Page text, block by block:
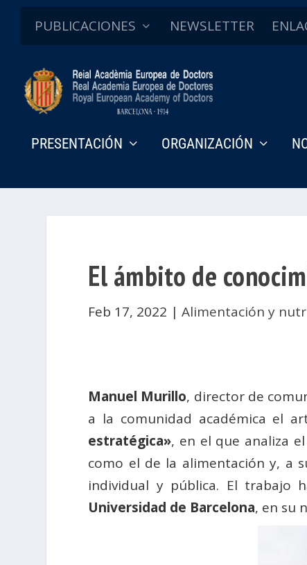
PUBLICACIONES NEWSLETTER
PRESENTACIÓN ORGANIZACIÓN
El ámbito de
Feb 17, 2022 |Alimentación y
Manuel Murillo, director de
a la comunidad académica el
estratégica», en el que analiza
como el de la alimentación y, a
individual y pública. El trabajo
Universidad de Barcelona, en su